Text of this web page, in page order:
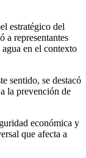
estratégico del
a representantes
en el contexto
sentido, se destacó
la prevención de
económica y
que afecta a